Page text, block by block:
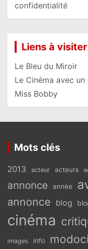
confidentialité
Liens à visiter
Le Bleu du Miroir
Le Cinéma avec un
Miss Bobby
Mots clés
2013 acteur acteurs
annonce année
annonce blog
cinéma
images info